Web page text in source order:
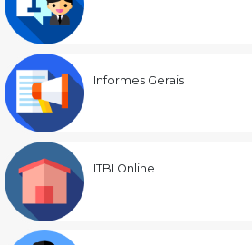
Informes Gerais
ITBI Online